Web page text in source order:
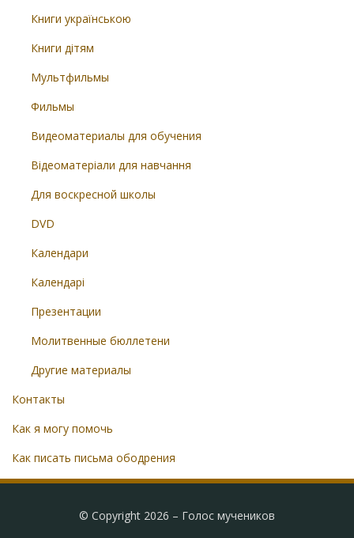
Книги українською
Книги дітям
Мультфильмы
Фильмы
Видеоматериалы для обучения
Відеоматеріали для навчання
Для воскресной школы
DVD
Календари
Календарі
Презентации
Молитвенные бюллетени
Другие материалы
Контакты
Как я могу помочь
Как писать письма ободрения
© Copyright 2026 – Голос мучеников